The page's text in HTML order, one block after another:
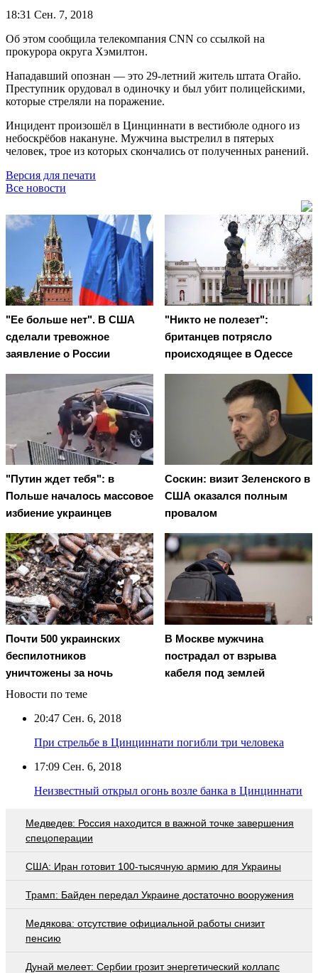
18:31 Сен. 7, 2018
Об этом сообщила телекомпания CNN со ссылкой на
прокурора округа Хэмилтон.
Нападавший опознан — это 29-летний житель штата Огайо.
Преступник орудовал в одиночку и был убит полицейскими,
которые стреляли на поражение.
Инцидент произошёл в Цинциннати в вестибюле одного из
небоскрёбов накануне. Мужчина выстрелил в пятерых
человек, трое из которых скончались от полученных ранений.
Версия для печати
Все новости
"Ее больше нет". В США
сделали тревожное
заявление о России
"Никто не полезет":
британцев потрясло
происходящее в Одессе
"Путин ждет тебя": в
Польше началось массовое
избиение украинцев
Соскин: визит Зеленского в
США оказался полным
провалом
Почти 500 украинских
беспилотников
уничтожены за ночь
В Москве мужчина
пострадал от взрыва
кабеля под землей
Новости по теме
20:47 Сен. 6, 2018
При стрельбе в Цинциннати погибли три человека
17:09 Сен. 6, 2018
Неизвестный открыл огонь возле банка в Цинциннати
Медведев: Россия находится в важной точке завершения
спецоперации
США: Иран готовит 100-тысячную армию для Украины
Трамп: Байден передал Украине достаточно вооружения
Медякова: отсутствие официальной работы снизит
пенсию
Дунай мелеет: Сербии грозит энергетический коллапс